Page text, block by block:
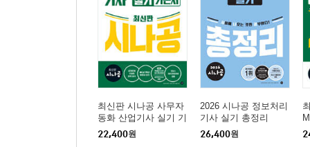
최신판 시나공 사무자
동화 산업기사 실기 기
본서
22,400원
2026 시나공 정보처리
기사 실기 총정리
26,400원